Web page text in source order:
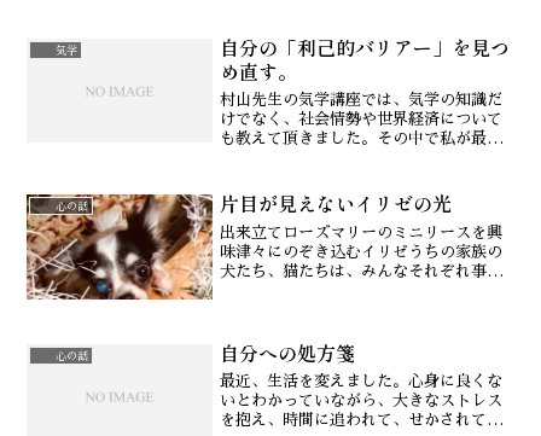
じます。これはその時の写真...
気学
自分の「利己的バリアー」を見つ
め直す。
村山先生の気学講座では、気学の知識だ
けでなく、社会情勢や世界経済について
も教えて頂きました。その中で私が最も
生命の方向性を学ぶことが人間理解であ
り、気のもたらす天文学...
心の話 片目が見えないイリゼの光
出来立てローズマリーのミニリースを興
味津々にのぞき込むイリゼうちの家族の
犬たち、猫たちは、みんなそれぞれ事情
ブリーダーから犬を引き取...
心の話 自分への処方箋
最近、生活を変えました。心身に良くな
いとわかっていながら、大きなストレス
を抱え、時間に追われて、せかされて会